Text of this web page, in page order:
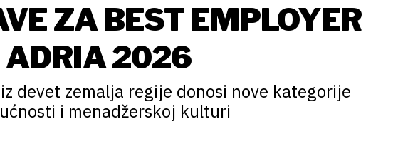
ZA BEST EMPLOYER
ADRIA 2026
devet zemalja regije donosi nove kategorije
i menadžerskoj kulturi